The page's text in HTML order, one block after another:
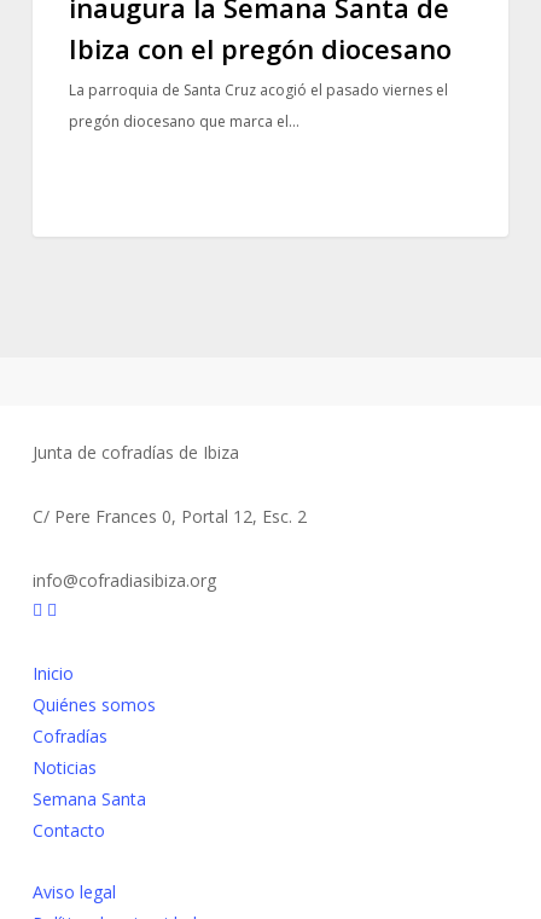
inaugura
Semana
el
inaugura la Semana Santa de
Ibiza con el pregón diocesano
La parroquia de Santa Cruz acogió el pasado viernes el
pregón diocesano que marca el…
Junta de cofradías de Ibiza
C/ Pere Frances 0, Portal 12, Esc. 2
info@cofradiasibiza.org
Inicio
Quiénes somos
Cofradías
Noticias
Semana Santa
Contacto
Aviso legal